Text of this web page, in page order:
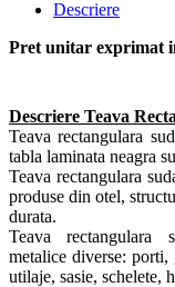
Descriere
Pret unitar exprimat
Descriere Teava
Teava rectangulara
tabla laminata neagra
Teava rectangulara
produse din otel,
durata.
Teava
metalice diverse: porti,
utilaje, sasie, schelete,